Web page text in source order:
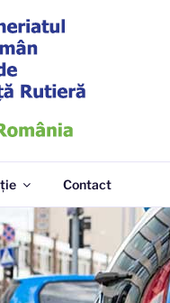
Rutieră
Contact